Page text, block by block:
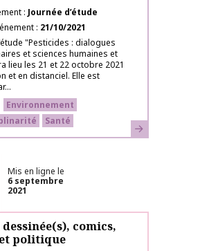
Journée d’étude
21/10/2021
"Pesticides : dialogues
et sciences humaines et
lieu les 21 et 22 octobre 2021
et en distanciel. Elle est
Environnement
Santé En savoir plus
Mis en ligne le
6 septembre
2021
comics,
politique